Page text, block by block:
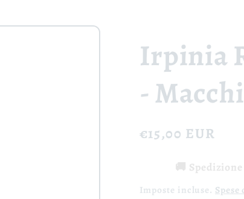
Irpinia
-
Prezzo
listino
€15,00 EUR
🚚
Imposte incluse.